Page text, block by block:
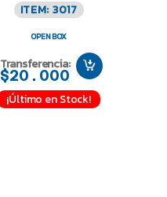
ITEM: 3017
OPEN BOX
Transferencia:
$20.000
¡Último en Stock!